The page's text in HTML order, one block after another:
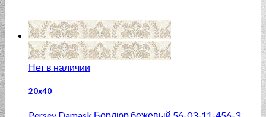
Нет в наличии
20x40
Persey Damask Бордюр бежевый 56-03-11-456-3